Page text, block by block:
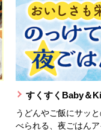
すくすくBaby＆
うどんやご飯にサッ
べられる、夜ごはんア